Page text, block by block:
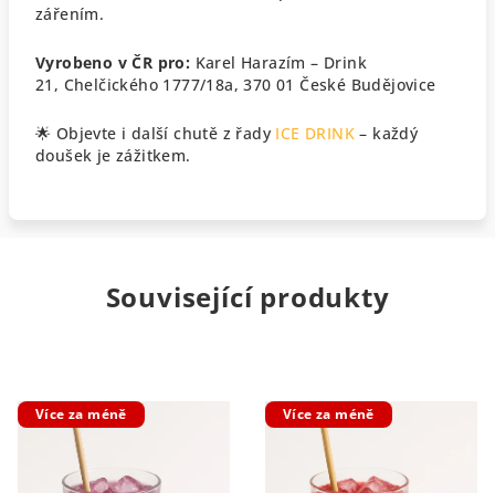
zářením.
Vyrobeno v ČR pro: Karel Harazím – Drink
21, Chelčického 1777/18a, 370 01 České Budějovice
🌟 Objevte i další chutě z řady ICE DRINK – každý
doušek je zážitkem.
Související produkty
Více za méně Více za méně